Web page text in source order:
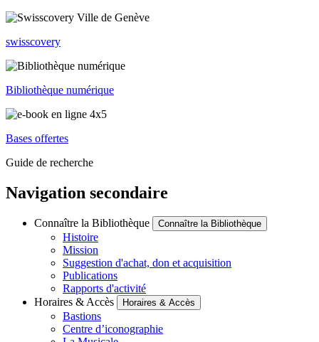
swisscovery
Bibliothèque numérique
Bases offertes
Guide de recherche
Navigation secondaire
Connaître la Bibliothèque Connaître la Bibliothèque
Histoire
Mission
Suggestion d'achat, don et acquisition
Publications
Rapports d'activité
Horaires & Accès
Horaires & Accès
Bastions
Centre d’iconographie